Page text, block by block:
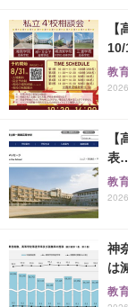
教
表
教
神
は
教